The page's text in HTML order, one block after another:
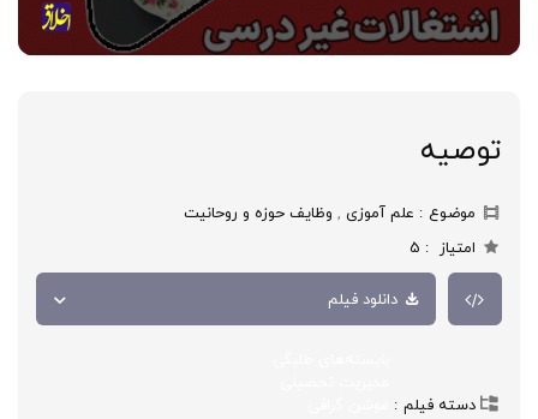
توصیه
موضوع علم آموزی , وظایف حوزه و روحانیت
امتیاز
5
دانلود فیلم
دسته فیلم